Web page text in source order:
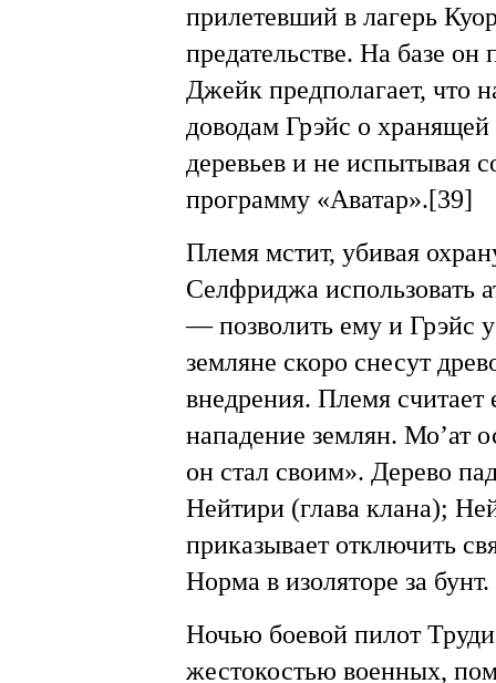
прилетевший в лагерь
предательстве. На базе
Джейк предполагает, что
доводам Грэйс о
деревьев и не испытывая
программу «Аватар».[39]
Племя мстит, убивая
Селфриджа использовать
— позволить ему и Грэйс
земляне скоро снесут
внедрения. Племя считает
нападение землян. Мо’ат
он стал своим». Дерево
Нейтири (глава клана);
приказывает отключить
Норма в изоляторе за бунт.
Ночью боевой пилот
жестокостью военных,